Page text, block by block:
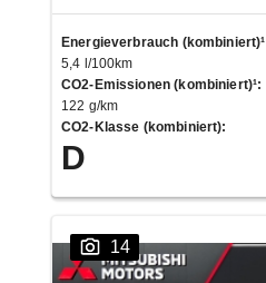
Energieverbrauch (kombiniert)¹
5,4 l/100km
CO2-Emissionen (kombiniert)¹:
122 g/km
CO2-Klasse (kombiniert):
D
14